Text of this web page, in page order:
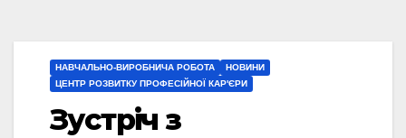
НАВЧАЛЬНО-ВИРОБНИЧА РОБОТА
НОВИНИ
ЦЕНТР РОЗВИТКУ ПРОФЕСІЙНОЇ КАР'ЄРИ
Зустріч з